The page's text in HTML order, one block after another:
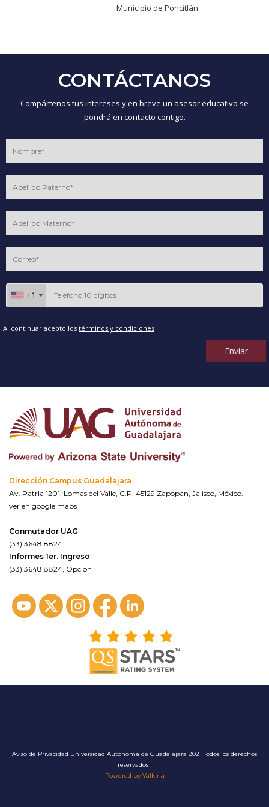
Municipio de Poncitlán.
CONTÁCTANOS
Compártenos tus intereses y en breve un asesor educativo se
pondrá en contacto contigo.
+1
+1
Al continuar acepto los términos y condiciones
Enviar
Dirección Campus Guadalajara
Av. Patria 1201, Lomas del Valle, C.P. 45129 Zapopan, Jalisco, México.
ver en google maps
Conmutador UAG
(33) 3648 8824
Informes 1er. Ingreso
(33) 3648 8824, Opción 1
Aviso de Privacidad Universidad Autónoma de Guadalajara 2021 Todos los derechos
reservados
Powered by Valkiria